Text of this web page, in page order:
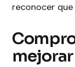
reconocer